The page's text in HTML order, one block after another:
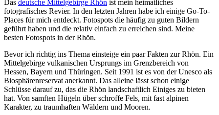
Das deutsche Mittelgebirge Rhön ist mein heimatliches
fotografisches Revier. In den letzten Jahren habe ich einige Go-To-
Places für mich entdeckt. Fotospots die häufig zu guten Bildern
geführt haben und die relativ einfach zu erreichen sind. Meine
besten Fotospots in der Rhön.
Bevor ich richtig ins Thema einsteige ein paar Fakten zur Rhön. Ein
Mittelgebirge vulkanischen Ursprungs im Grenzbereich von
Hessen, Bayern und Thüringen. Seit 1991 ist es von der Unesco als
Biosphärenreservat anerkannt. Das alleine lässt schon einige
Schlüsse darauf zu, das die Rhön landschaftlich Einiges zu bieten
hat. Von samften Hügeln über schroffe Fels, mit fast alpinen
Karakter, zu traumhaften Wäldern und Mooren.